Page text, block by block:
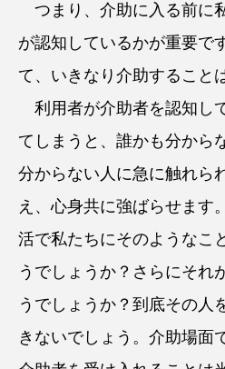
つまり、介助に入る前に
が認知しているかが重要で
て、いきなり介助すること
利用者が介助者を認知し
てしまうと、誰かも分から
分からない人に急に触れら
え、心身共に強ばらせます
活で私たちにそのようなこ
うでしょうか？さらにそれ
うでしょうか？到底その人
きないでしょう。介助場面